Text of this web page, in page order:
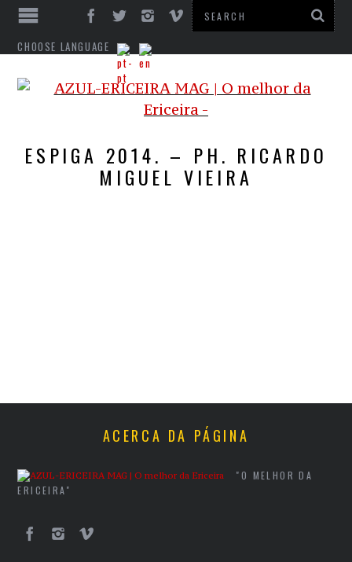
CHOOSE LANGUAGE
ESPIGA 2014. – PH. RICARDO
MIGUEL VIEIRA
ACERCA DA PÁGINA
"O MELHOR DA
ERICEIRA"